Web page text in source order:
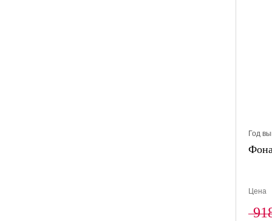
Год
Цена